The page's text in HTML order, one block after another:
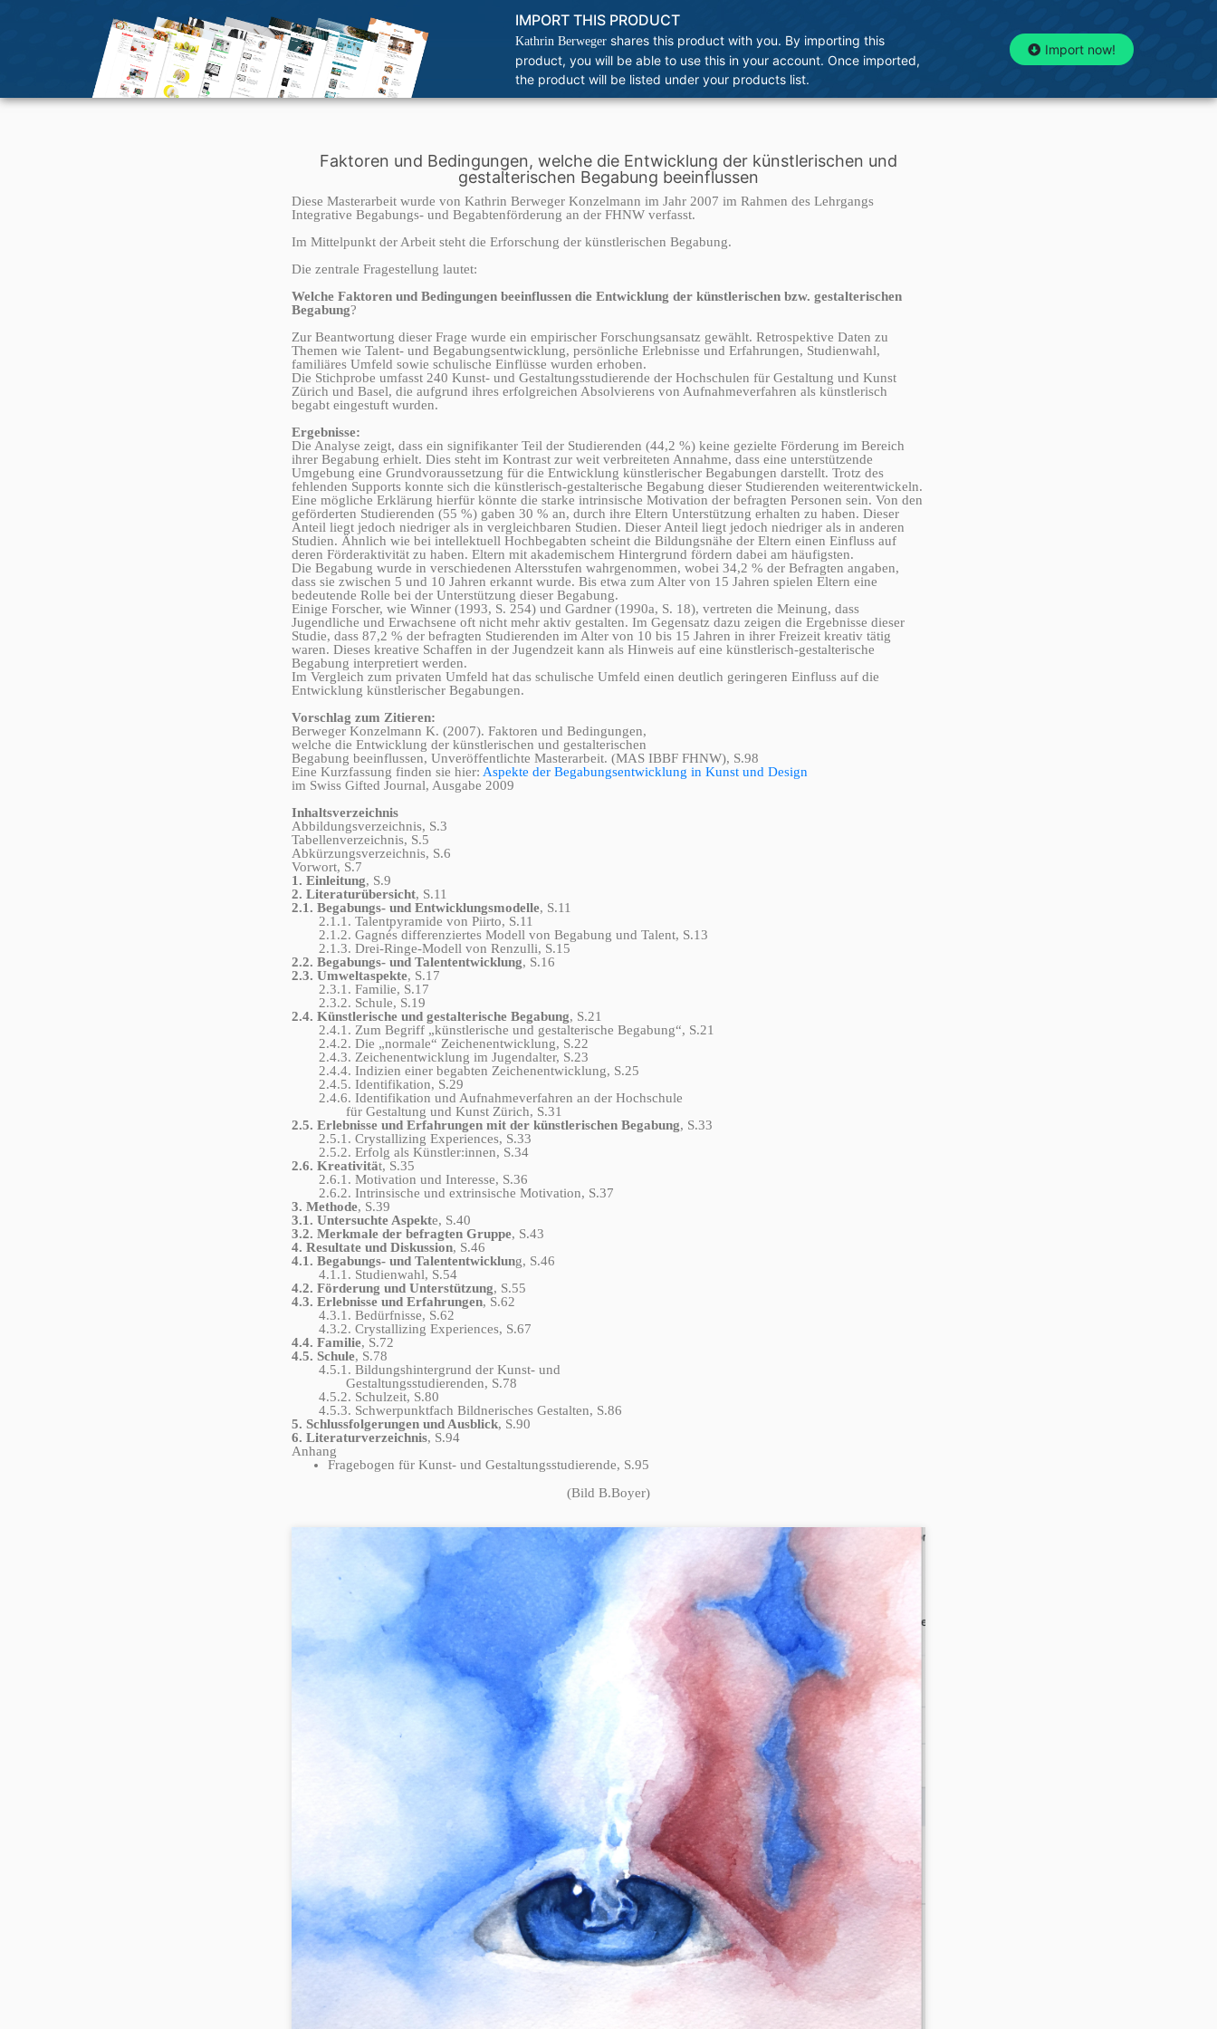
kathrinberweger
IMPORT THIS PRODUCT
Kathrin Berwegershares this product with you. By importing this
product, you will be able to use this in your account. Once imported,
the product will be listed under your products list.
Import now!
Faktoren und Bedingungen, welche die Entwicklung der künstlerischen und
gestalterischen Begabung beeinflussen
Diese Masterarbeit wurde von Kathrin Berweger Konzelmann im Jahr 2007 im Rahmen des Lehrgangs
Integrative Begabungs- und Begabtenförderung an der FHNW verfasst.
Im Mittelpunkt der Arbeit steht die Erforschung der künstlerischen Begabung.
Die zentrale Fragestellung lautet:
Welche Faktoren und Bedingungen beeinflussen die Entwicklung der künstlerischen bzw. gestalterischen
Begabung?
Zur Beantwortung dieser Frage wurde ein empirischer Forschungsansatz gewählt. Retrospektive Daten zu
Themen wie Talent- und Begabungsentwicklung, persönliche Erlebnisse und Erfahrungen, Studienwahl,
familiäres Umfeld sowie schulische Einflüsse wurden erhoben.
Die Stichprobe umfasst 240 Kunst- und Gestaltungsstudierende der Hochschulen für Gestaltung und Kunst
Zürich und Basel, die aufgrund ihres erfolgreichen Absolvierens von Aufnahmeverfahren als künstlerisch
begabt eingestuft wurden.
Ergebnisse:
Die Analyse zeigt, dass ein signifikanter Teil der Studierenden (44,2 %) keine gezielte Förderung im Bereich
ihrer Begabung erhielt. Dies steht im Kontrast zur weit verbreiteten Annahme, dass eine unterstützende
Umgebung eine Grundvoraussetzung für die Entwicklung künstlerischer Begabungen darstellt. Trotz des
fehlenden Supports konnte sich die künstlerisch-gestalterische Begabung dieser Studierenden weiterentwickeln.
Eine mögliche Erklärung hierfür könnte die starke intrinsische Motivation der befragten Personen sein. Von den
geförderten Studierenden (55 %) gaben 30 % an, durch ihre Eltern Unterstützung erhalten zu haben. Dieser
Anteil liegt jedoch niedriger als in vergleichbaren Studien. Dieser Anteil liegt jedoch niedriger als in anderen
Studien. Ähnlich wie bei intellektuell Hochbegabten scheint die Bildungsnähe der Eltern einen Einfluss auf
deren Förderaktivität zu haben. Eltern mit akademischem Hintergrund fördern dabei am häufigsten.
Die Begabung wurde in verschiedenen Altersstufen wahrgenommen, wobei 34,2 % der Befragten angaben,
dass sie zwischen 5 und 10 Jahren erkannt wurde. Bis etwa zum Alter von 15 Jahren spielen Eltern eine
bedeutende Rolle bei der Unterstützung dieser Begabung.
Einige Forscher, wie Winner (1993, S. 254) und Gardner (1990a, S. 18), vertreten die Meinung, dass
Jugendliche und Erwachsene oft nicht mehr aktiv gestalten. Im Gegensatz dazu zeigen die Ergebnisse dieser
Studie, dass 87,2 % der befragten Studierenden im Alter von 10 bis 15 Jahren in ihrer Freizeit kreativ tätig
waren. Dieses kreative Schaffen in der Jugendzeit kann als Hinweis auf eine künstlerisch-gestalterische
Begabung interpretiert werden.
Im Vergleich zum privaten Umfeld hat das schulische Umfeld einen deutlich geringeren Einfluss auf die
Entwicklung künstlerischer Begabungen.
Vorschlag zum Zitieren:
Berweger Konzelmann K. (2007). Faktoren und Bedingungen,
welche die Entwicklung der künstlerischen und gestalterischen
Begabung beeinflussen, Unveröffentlichte Masterarbeit. (MAS IBBF FHNW), S.98
Eine Kurzfassung finden sie hier: Aspekte der Begabungsentwicklung in Kunst und Design
im Swiss Gifted Journal, Ausgabe 2009
Inhaltsverzeichnis
Abbildungsverzeichnis, S.3
Tabellenverzeichnis, S.5
Abkürzungsverzeichnis, S.6
Vorwort, S.7
1. Einleitung, S.9
2. Literaturübersicht, S.11
2.1. Begabungs- und Entwicklungsmodelle, S.11
2.1.1. Talentpyramide von Piirto, S.11
2.1.2. Gagnés differenziertes Modell von Begabung und Talent, S.13
2.1.3. Drei-Ringe-Modell von Renzulli, S.15
2.2. Begabungs- und Talententwicklung, S.16
2.3. Umweltaspekte, S.17
2.3.1. Familie, S.17
2.3.2. Schule, S.19
2.4. Künstlerische und gestalterische Begabung, S.21
2.4.1. Zum Begriff „künstlerische und gestalterische Begabung“, S.21
2.4.2. Die „normale“ Zeichenentwicklung, S.22
2.4.3. Zeichenentwicklung im Jugendalter, S.23
2.4.4. Indizien einer begabten Zeichenentwicklung, S.25
2.4.5. Identifikation, S.29
2.4.6. Identifikation und Aufnahmeverfahren an der Hochschule
für Gestaltung und Kunst Zürich, S.31
2.5. Erlebnisse und Erfahrungen mit der künstlerischen Begabung, S.33
2.5.1. Crystallizing Experiences, S.33
2.5.2. Erfolg als Künstler:innen, S.34
2.6. Kreativität, S.35
2.6.1. Motivation und Interesse, S.36
2.6.2. Intrinsische und extrinsische Motivation, S.37
3. Methode, S.39
3.1. Untersuchte Aspekte, S.40
3.2. Merkmale der befragten Gruppe, S.43
4. Resultate und Diskussion, S.46
4.1. Begabungs- und Talententwicklung, S.46
4.1.1. Studienwahl, S.54
4.2. Förderung und Unterstützung, S.55
4.3. Erlebnisse und Erfahrungen, S.62
4.3.1. Bedürfnisse, S.62
4.3.2. Crystallizing Experiences, S.67
4.4. Familie, S.72
4.5. Schule, S.78
4.5.1. Bildungshintergrund der Kunst- und
Gestaltungsstudierenden, S.78
4.5.2. Schulzeit, S.80
4.5.3. Schwerpunktfach Bildnerisches Gestalten, S.86
5. Schlussfolgerungen und Ausblick, S.90
6. Literaturverzeichnis, S.94
Anhang
Fragebogen für Kunst- und Gestaltungsstudierende, S.95
(Bild B.Boyer)